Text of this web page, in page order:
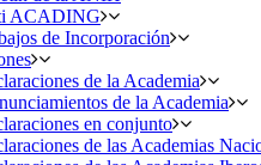
ACADING
de Incorporación
de la Academia
de la Academia
en conjunto
de las Academias